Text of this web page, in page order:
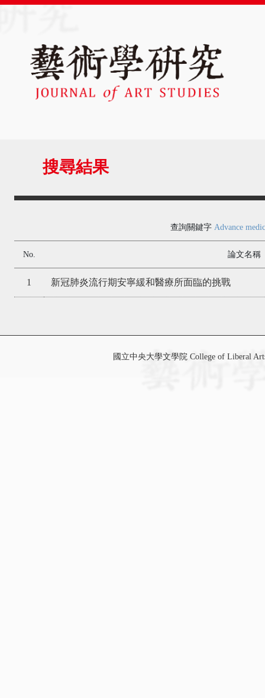
搜尋結果
查詢關鍵字 Advance
No. 論文名稱
1 新冠肺炎流行期安寧緩和醫療所面臨的挑戰
國立中央大學文學院 College of Liberal